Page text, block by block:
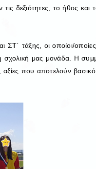
δεξιότητες, το ήθος και
ΣΤ΄ τάξης, οι οποίοι/οποίες
μας μονάδα. Η
που αποτελούν